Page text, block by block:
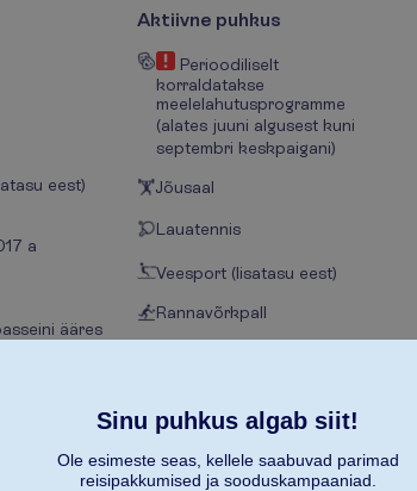
eest)
a
ääres
ääres
ääres
Aktiivne puhkus
Perioodiliselt
korraldatakse
meelelahutusprogramme
(alates juuni algusest kuni
septembri keskpaigani)
Jõusaal
Lauatennis
Veesport (lisatasu eest)
Rannavõrkpall
Paddle tennise väljak
Sinu puhkus algab siit!
Ole esimeste seas, kellele saabuvad parimad
reisipakkumised ja sooduskampaaniad.